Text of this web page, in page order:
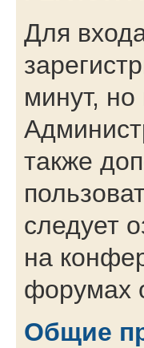
Для
минут,
также
следует
на
форумах
Общие